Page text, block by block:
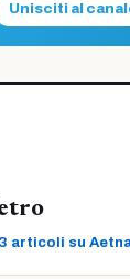
Unisciti al
articoli su